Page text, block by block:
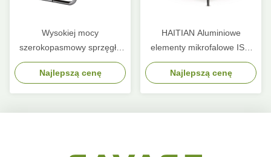
Wysokiej mocy
szerokopasmowy sprzęgło
mikrofalowy kierunkowy
przewodnik fal
Najlepszą cenę
HAITIAN Aluminiowe
elementy mikrofalowe ISO
Płytka chłodząca wodą
Najlepszą cenę